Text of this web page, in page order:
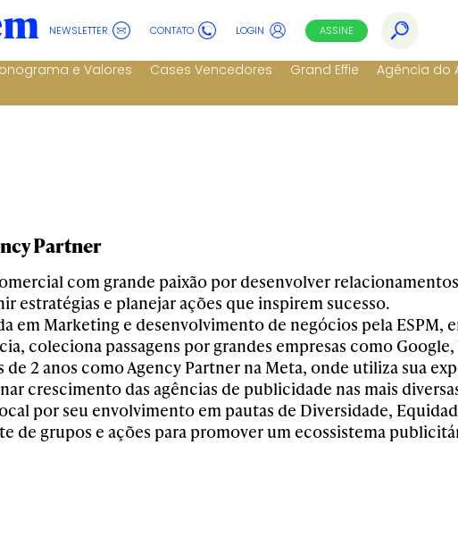
NEWSLETTER CONTATO LOGIN ASSINE
e Valores Cases Vencedores Grand Effie Agência do
Partner
com grande paixão por desenvolver
estratégias e planejar ações que inspirem sucesso.
em Marketing e desenvolvimento de negócios pela ESPM,
coleciona passagens por grandes empresas como
de 2 anos como Agency Partner na Meta, onde utiliza sua
crescimento das agências de publicidade nas mais
por seu envolvimento em pautas de Diversidade,
de grupos e ações para promover um ecossistema